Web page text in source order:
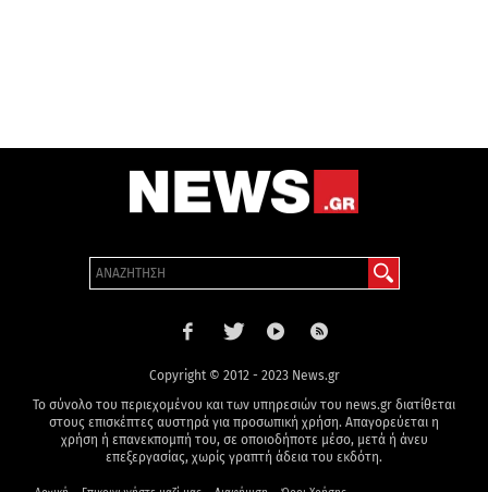
Copyright © 2012 - 2023 News.gr
Το σύνολο του περιεχομένου και των υπηρεσιών του news.gr διατίθεται
στους επισκέπτες αυστηρά για προσωπική χρήση. Απαγορεύεται η
χρήση ή επανεκπομπή του, σε οποιοδήποτε μέσο, μετά ή άνευ
επεξεργασίας, χωρίς γραπτή άδεια του εκδότη.